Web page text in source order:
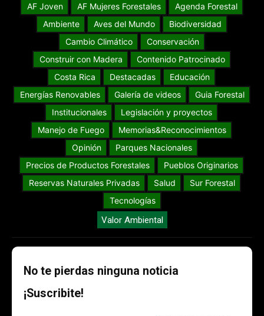
AF Joven AF Mujeres Forestales
Agenda Forestal
Ambiente
Aves del Mundo
Biodiversidad
Cambio Climático
Conservación
Construir con Madera
Contenido Patrocinado
Costa Rica
Destacadas
Educación
Energías Renovables
Galería de videos
Guia Forestal
Institucionales
Legislación y proyectos
Manejo de Fuego
Memorias&Reconocimientos
Opinión
Parques Nacionales
Precios de Productos Forestales
Pueblos Originarios
Reservas Naturales Privadas
Salud
Sur Forestal
Tecnologías
Valor Ambiental
No te pierdas ninguna noticia
¡Suscribite!